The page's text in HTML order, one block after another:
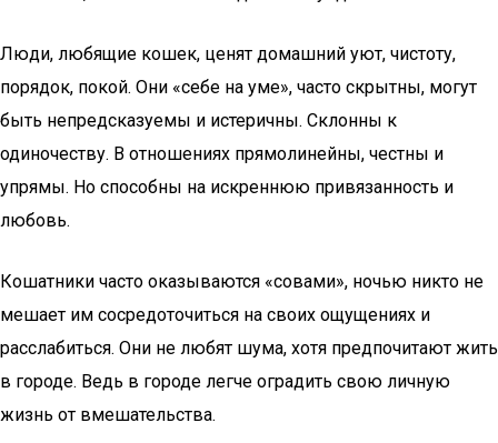
Люди, любящие кошек, ценят домашний уют, чистоту,
порядок, покой. Они «себе на уме», часто скрытны, могут
быть непредсказуемы и истеричны. Склонны к
одиночеству. В отношениях прямолинейны, честны и
упрямы. Но способны на искреннюю привязанность и
любовь.
Кошатники часто оказываются «совами», ночью никто не
мешает им сосредоточиться на своих ощущениях и
расслабиться. Они не любят шума, хотя предпочитают жить
в городе. Ведь в городе легче оградить свою личную
жизнь от вмешательства.